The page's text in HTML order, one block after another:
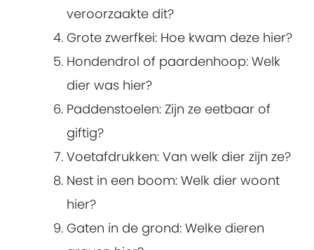
veroorzaakte dit?
Grote zwerfkei: Hoe kwam deze hier?
Hondendrol of paardenhoop: Welk
dier was hier?
Paddenstoelen: Zijn ze eetbaar of
giftig?
Voetafdrukken: Van welk dier zijn ze?
Nest in een boom: Welk dier woont
hier?
Gaten in de grond: Welke dieren